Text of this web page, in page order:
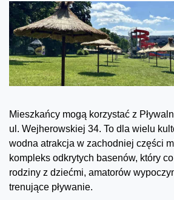
Mieszkańcy mogą korzystać z
ul. Wejherowskiej 34. To dla wielu
wodna atrakcja w zachodniej części
kompleks odkrytych basenów, który
rodziny z dziećmi, amatorów
trenujące pływanie.